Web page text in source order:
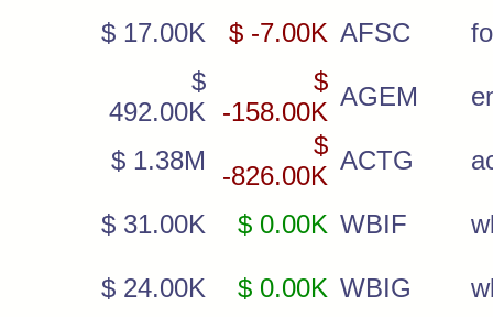
$ 17.00K $ -7.00K AFSC
$
492.00K
$
-158.00K
AGEM
$ 1.38M
$
-826.00K
ACTG
$ 31.00K $ 0.00K WBIF
$ 24.00K $ 0.00K WBIG